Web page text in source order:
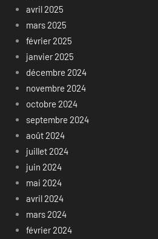
avril 2025
mars 2025
février 2025
janvier 2025
décembre 2024
novembre 2024
octobre 2024
septembre 2024
août 2024
juillet 2024
juin 2024
mai 2024
avril 2024
mars 2024
février 2024